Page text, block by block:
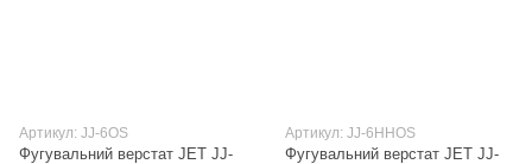
Артикул: JJ-6OS
Фугувальний верстат JET JJ-
Артикул: JJ-6HHOS
Фугувальний верстат JET JJ-